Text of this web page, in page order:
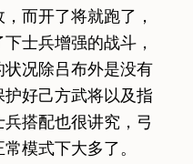
而开了将就跑了，
士兵增强的战斗，
况除吕布外是没有
好己方武将以及指
搭配也很讲究，弓
模式下大多了。